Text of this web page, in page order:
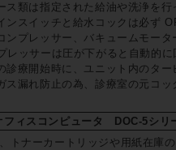
ス類は指定された給油や洗浄を行
ンスイッチと給水コックは必ず
ンプレッサー、バキュームモー
レッサーは圧が下がると自動的
診療開始時に、ユニット内のタ
ス漏れ防止の為、診療室の元コッ
フィスコンピュータ DOC-5シリ
トナーカートリッジや用紙在庫